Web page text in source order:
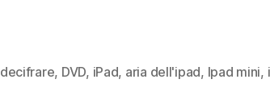
decifrare, DVD, iPad, aria dell'ipad, Ipad mini,